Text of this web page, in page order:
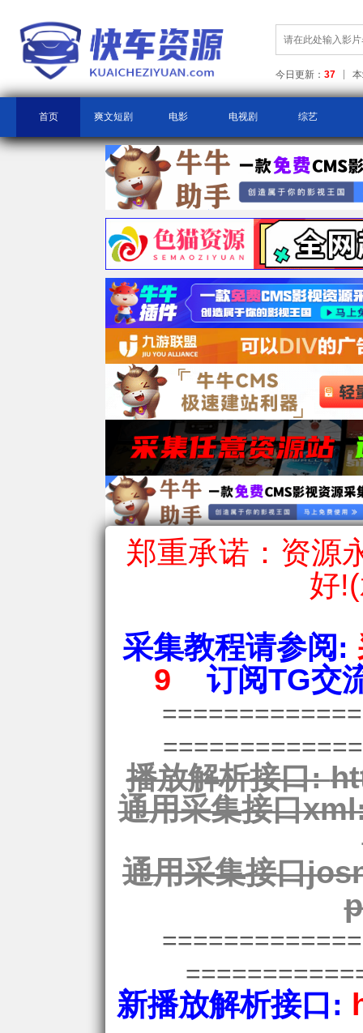
今日更新： 37
首页 爽文短剧 电影 电视剧 综艺
郑重承诺：资源
好
采集教程请参阅:
9
订阅TG交
播放解析接口:
通用采集接口
通用采集接口
新播放解析接口: